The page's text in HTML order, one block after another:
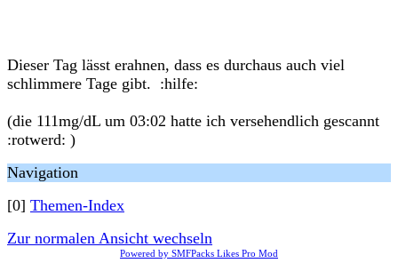
Dieser Tag lässt erahnen, dass es durchaus auch viel
schlimmere Tage gibt. :hilfe:
(die 111mg/dL um 03:02 hatte ich versehendlich gescannt
:rotwerd: )
Navigation
[0] Themen-Index
Zur normalen Ansicht wechseln
Powered by SMFPacks Likes Pro Mod